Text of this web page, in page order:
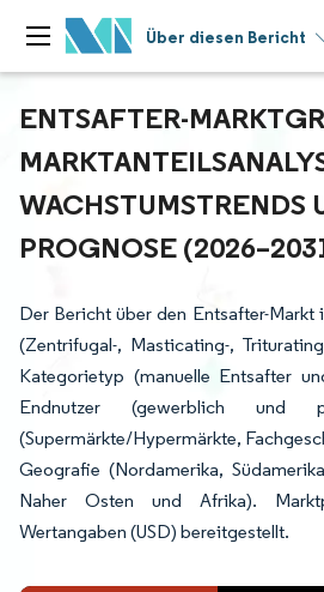
Über diesen Bericht
ENTSAFTER-
ARKTANTEILSANALYSE
ACHSTUMSTRENDS
ROGNOSE
Der Bericht über den Entsafter-Markt
(Zentrifugal-, Masticating-,
Kategorietyp (manuelle Entsafter
Endnutzer (gewerblich und
(Supermärkte/Hypermärkte,
Geografie (Nordamerika,
Naher Osten und Afrika).
Wertangaben (USD) bereitgestellt.